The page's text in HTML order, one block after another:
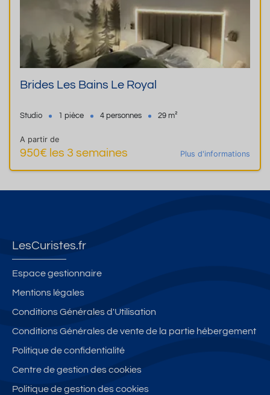
Brides Les Bains Le Royal
Studio 1 pièce 4 personnes 29 m²
A partir de
950€ les 3 semaines Plus d'informations
LesCuristes.fr
Espace gestionnaire
Mentions légales
Conditions Générales d'Utilisation
Conditions Générales de vente de la partie hébergement
Politique de confidentialité
Centre de gestion des cookies
Politique de gestion des cookies